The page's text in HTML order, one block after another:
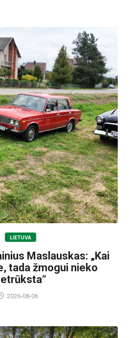
LIETUVA
Maslauskas: „Kai
tada žmogui nieko
2026-08-06